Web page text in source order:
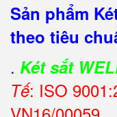
Sản phẩm
theo tiêu
. Két sắt
Tế: ISO